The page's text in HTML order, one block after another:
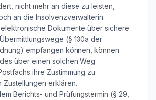
nicht mehr an diese zu leisten,
an die Insolvenzverwalterin.
Dokumente über sichere
(§ 130a der
empfangen können, können
über einen solchen Weg
ihre Zustimmung zu
Zustellungen erklären.
Berichts- und Prüfungstermin (§ 29,